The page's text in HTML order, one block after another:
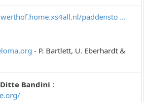
paddensto ...
- P. Bartlett, U. Eberhardt &
Bandini :